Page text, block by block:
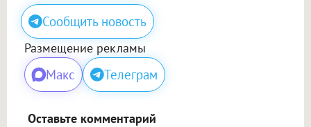
Сообщить новость
Размещение рекламы
Макс Телеграм
Оставьте комментарий